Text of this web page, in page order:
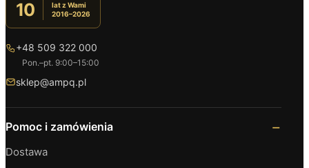
10
lat z Wami
2016–2026
+48 509 322 000
Pon.–pt. 9:00–15:00
sklep@ampq.pl
Pomoc i zamówienia
Dostawa